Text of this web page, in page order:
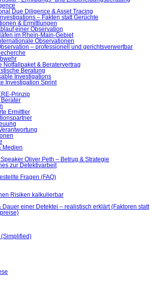
Due Diligence & Asset Tracing
– Fakten statt Gerüchte
& Ermittlungen
einer Observation
im Rhein-Main-Gebiet
Observationen
– professionell und gerichtsverwertbar
Notfallpaket & Beratervertrag
Beratung
Investigations
Investigation Sprint
Prinzip
Berater
Ermittler
Medien
Oliver Peth – Betrug & Strategie
zur Detektivarbeit
Fragen (FAQ)
Risiken kalkulierbar
Dauer einer Detektei – realistisch erklärt (Faktoren statt